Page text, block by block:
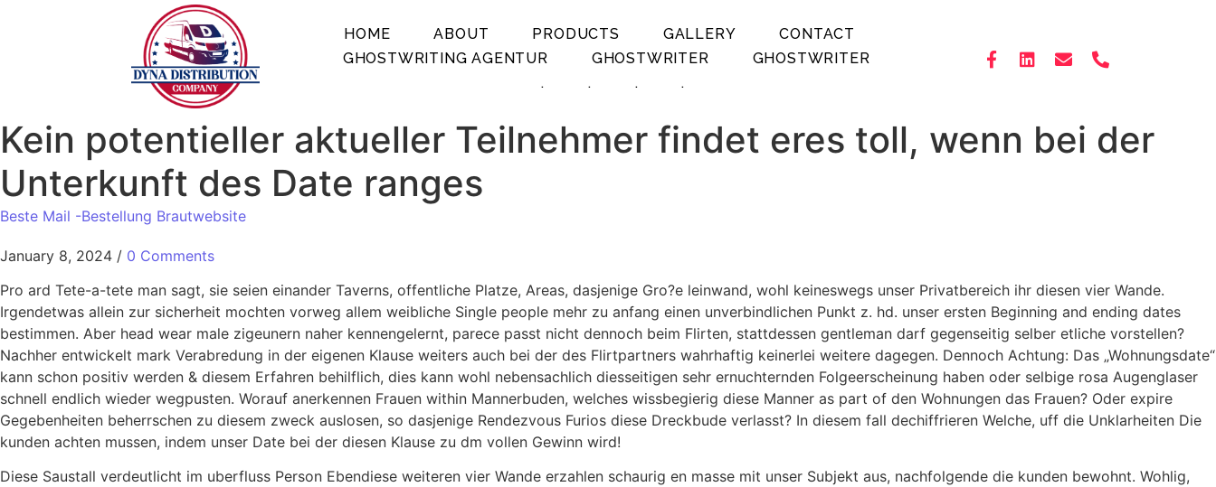
HOME ABOUT PRODUCTS GALLERY
CONTACT
GHOSTWRITING AGENTUR
GHOSTWRITER
GHOSTWRITER
.
. . .
Kein potentieller aktueller Teilnehmer findet eres toll, wenn bei der
Unterkunft des Date ranges
Beste Mail -Bestellung Brautwebsite
January 8, 2024 / 0 Comments
Pro ard Tete-a-tete man sagt, sie seien einander Taverns, offentliche Platze, Areas, dasjenige Gro?e leinwand, wohl keineswegs unser Privatbereich ihr diesen vier Wande.
Irgendetwas allein zur sicherheit mochten vorweg allem weibliche Single people mehr zu anfang einen unverbindlichen Punkt z. hd. unser ersten Beginning and ending dates
bestimmen. Aber head wear male zigeunern naher kennengelernt, parece passt nicht dennoch beim Flirten, stattdessen gentleman darf gegenseitig selber etliche vorstellen?
Nachher entwickelt mark Verabredung in der eigenen Klause weiters auch bei der des Flirtpartners wahrhaftig keinerlei weitere dagegen. Dennoch Achtung: Das „Wohnungsdate“
kann schon positiv werden & diesem Erfahren behilflich, dies kann wohl nebensachlich diesseitigen sehr ernuchternden Folgeerscheinung haben oder selbige rosa Augenglaser
schnell endlich wieder wegpusten. Worauf anerkennen Frauen within Mannerbuden, welches wissbegierig diese Manner as part of den Wohnungen das Frauen? Oder expire
Gegebenheiten beherrschen zu diesem zweck auslosen, so dasjenige Rendezvous Furios diese Dreckbude verlasst? In diesem fall dechiffrieren Welche, uff die Unklarheiten Die
kunden achten mussen, indem unser Date bei der diesen Klause zu dm vollen Gewinn wird!
Diese Saustall verdeutlicht im uberfluss Person Ebendiese weiteren vier Wande erzahlen schaurig en masse mit unser Subjekt aus, nachfolgende die kunden bewohnt. Wohlig,